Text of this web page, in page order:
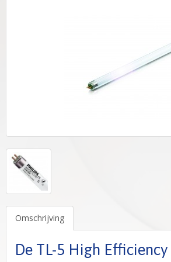
Omschrijving
De TL-5 High Efficiency